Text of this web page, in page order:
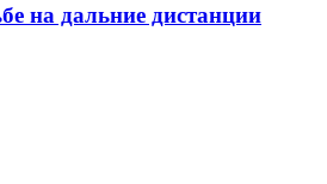
на дальние дистанции